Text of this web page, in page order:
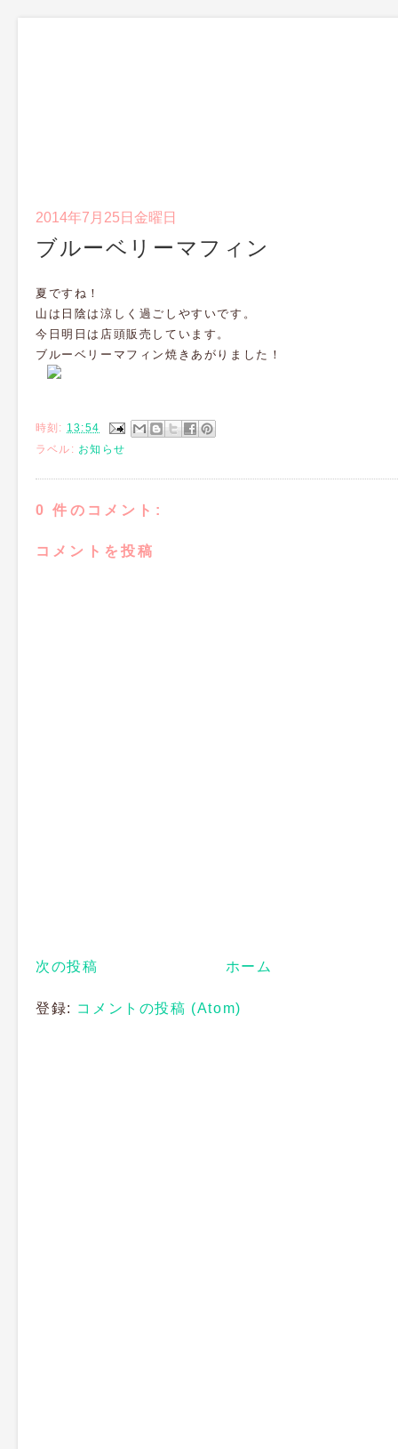
2014年7月25日金曜日
ブルーベリーマフィン
夏ですね！
山は日陰は涼しく過ごしやすいです。
今日明日は店頭販売しています。
ブルーベリーマフィン焼きあがりました！
時刻: 13:54
ラベル: お知らせ
0 件のコメント:
コメントを投稿
次の投稿 ホーム
登録: コメントの投稿 (Atom)